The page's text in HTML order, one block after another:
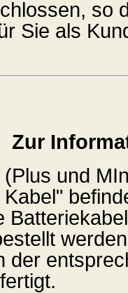
so
Sie als
Zur
und
der